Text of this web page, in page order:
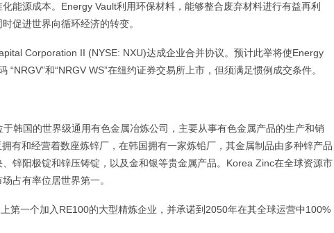
能源成本。Energy Vault利用环保材料，能够整合废弃材料进行有益再利
促进世界向循环经济的转变。
Corporation II (NYSE: NXU)达成企业合并协议。预计此举将使Energy
“NRGV”和“NRGV WS”在纽约证券交易所上市，但须满足惯例成交条件。
韩国的世界级通用有色金属冶炼公司，主要从事有色金属产品的生产和销
有和经营着数座炼锌厂，在韩国拥有一家炼铅厂，其金属制品由多种锌产品
锌阳极锭和锌压铸锭，以及金和银等贵金属产品。Korea Zinc在全球资源市
占有率位居世界第一。
第一个加入RE100的大型精炼企业，并承诺到2050年在其全球运营中100%